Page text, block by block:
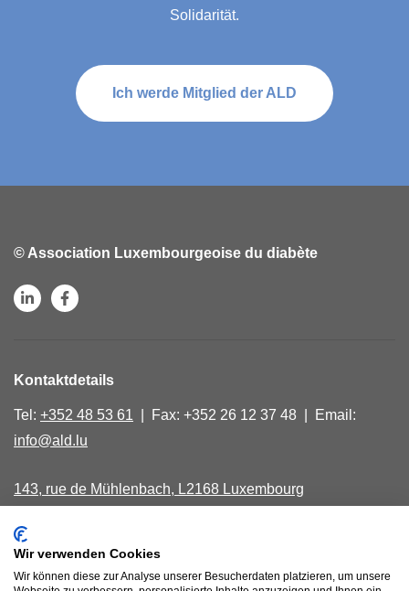
Solidarität.
Ich werde Mitglied der ALD
© Association Luxembourgeoise du diabète
Kontaktdetails
Tel: +352 48 53 61 | Fax: +352 26 12 37 48 | Email:
info@ald.lu
143, rue de Mühlenbach, L2168 Luxembourg
40, avenue Salentiny, L 9040 Ettelbruck
Wir verwenden Cookies
Wir können diese zur Analyse unserer Besucherdaten platzieren, um unsere